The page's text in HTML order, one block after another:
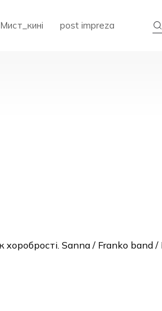
Мист_кині post impreza